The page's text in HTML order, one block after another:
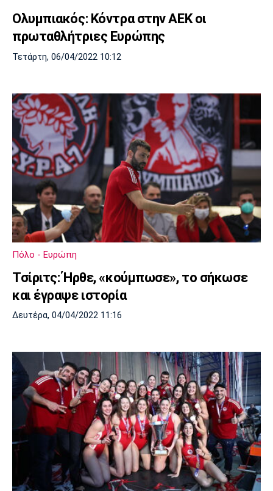
Ολυμπιακός: Κόντρα στην ΑΕΚ οι
πρωταθλήτριες Ευρώπης
Τετάρτη, 06/04/2022 10:12
Πόλο - Ευρώπη
Τσίριτς: Ήρθε, «κούμπωσε», το σήκωσε
και έγραψε ιστορία
Δευτέρα, 04/04/2022 11:16